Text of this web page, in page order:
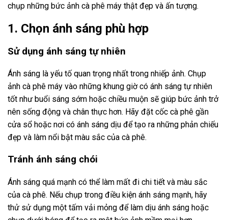
chụp những bức ảnh cà phê máy thật đẹp và ấn tượng.
1. Chọn ánh sáng phù hợp
Sử dụng ánh sáng tự nhiên
Ánh sáng là yếu tố quan trọng nhất trong nhiếp ảnh. Chụp
ảnh cà phê máy vào những khung giờ có ánh sáng tự nhiên
tốt như buổi sáng sớm hoặc chiều muộn sẽ giúp bức ảnh trở
nên sống động và chân thực hơn. Hãy đặt cốc cà phê gần
cửa sổ hoặc nơi có ánh sáng dịu để tạo ra những phản chiếu
đẹp và làm nổi bật màu sắc của cà phê.
Tránh ánh sáng chói
Ánh sáng quá mạnh có thể làm mất đi chi tiết và màu sắc
của cà phê. Nếu chụp trong điều kiện ánh sáng mạnh, hãy
thử sử dụng một tấm vải mỏng để làm dịu ánh sáng hoặc